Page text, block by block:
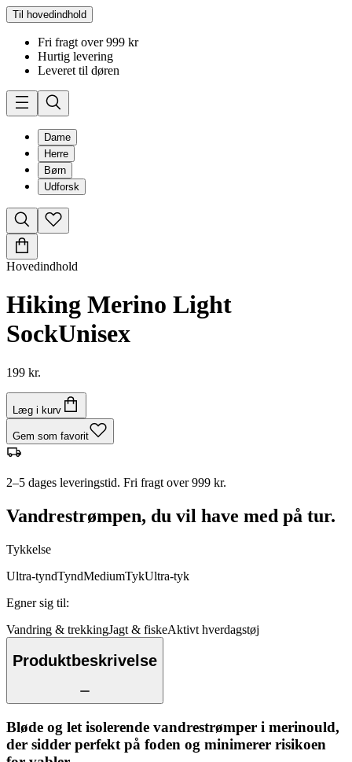
Til hovedindhold
Fri fragt over 999 kr
Hurtig levering
Leveret til døren
Dame
Herre
Børn
Udforsk
Hovedindhold
Hiking Merino Light
SockUnisex
199 kr.
Læg i kurv
Gem som favorit
2–5 dages leveringstid. Fri fragt over 999 kr.
Vandrestrømpen, du vil have med på tur.
Tykkelse
Ultra-tyndTyndMediumTykUltra-tyk
Egner sig til:
Vandring & trekkingJagt & fiskeAktivt hverdagstøj
Produktbeskrivelse
Bløde og let isolerende vandrestrømper i merinould,
der sidder perfekt på foden og minimerer risikoen